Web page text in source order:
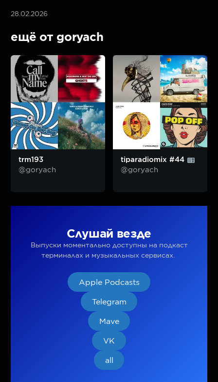
28.02.2026
ещё от goryach
trm193
@goryach
tiparadiomix #44
@goryach
Слушай везде
Выпуски моментально доступны на подкаст
терминалах и музыкальных сервисах.
Apple Podcasts
Telegram
Mave
VK
all